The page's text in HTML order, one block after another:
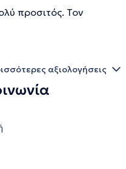
προσιτός. Τον
αξιολογήσεις